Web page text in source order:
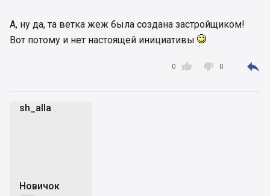
А, ну да, та ветка жеж была создана застройщиком!
Вот потому и нет настоящей инициативы

0  0 
sh_alla
Новичок